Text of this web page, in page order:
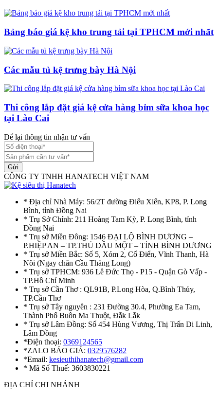
Bảng báo giá kệ kho trung tải tại TPHCM mới nhất
Các mẫu tủ kệ trưng bày Hà Nội
Thi công lắp đặt giá kệ cửa hàng bỉm sữa khoa học
tại Lào Cai
Để lại thông tin nhận tư vấn
Gửi
CÔNG TY TNHH HANATECH VIỆT NAM
* Địa chỉ Nhà Máy: 56/2T đường Điểu Xiển, KP8, P. Long
Bình, tỉnh Đồng Nai
* Trụ Sở Chính: 211 Hoàng Tam Kỳ, P. Long Bình, tỉnh
Đồng Nai
* Trụ sở Miền Đông: 1546 ĐẠI LỘ BÌNH DƯƠNG –
P.HIỆP AN – TP.THỦ DẦU MỘT – TỈNH BÌNH DƯƠNG
* Trụ sở Miền Bắc: Số 5, Xóm 2, Cổ Điển, Vĩnh Thanh, Hà
Nôi (Ngay chân Cầu Thăng Long)
* Trụ sở TPHCM: 936 Lê Đức Thọ - P15 - Quận Gò Vấp -
TP.Hồ Chí Minh
* Trụ sở Cần Thơ : QL91B, P.Long Hòa, Q.Bình Thủy,
TP.Cần Thơ
* Trụ sở Tây nguyên : 231 Đường 30.4, Phường Ea Tam,
Thành Phố Buôn Ma Thuột, Đắk Lắk
* Trụ sở Lâm Đồng: Số 454 Hùng Vương, Thị Trấn Di Linh,
Lâm Đồng
*Điện thoại: 0369124565
*ZALO BÁO GIÁ: 0329576282
*Email: kesieuthihanatech@gmail.com
* Mã Số Thuế: 3603830221
ĐỊA CHỈ CHI NHÁNH